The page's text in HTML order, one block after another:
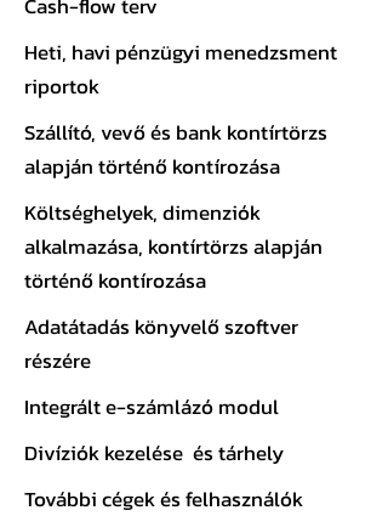
Heti, havi pénzügyi menedzsment
riportok
Szállító, vevő és bank kontírtörzs
alapján történő kontírozása
Költséghelyek, dimenziók
alkalmazása, kontírtörzs alapján
történő kontírozása
Adatátadás könyvelő szoftver
részére
Integrált e-számlázó modul
Divíziók kezelése és tárhely
További cégek és felhasználók